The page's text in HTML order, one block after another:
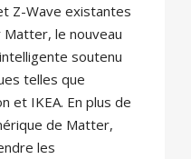
Z-Wave existantes
Matter, le nouveau
soutenu
telles que
et IKEA. En plus de
de Matter,
les